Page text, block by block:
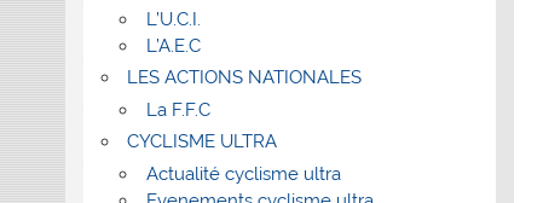
L’U.C.I.
L’A.E.C
LES ACTIONS NATIONALES
La F.F.C
CYCLISME ULTRA
Actualité cyclisme ultra